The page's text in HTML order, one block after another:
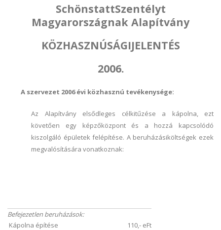
SchönstattSzentélyt
Magyarországnak Alapítvány
KÖZHASZNÚSÁGIJELENTÉS
2006.
A szervezet 2006 évi közhasznú tevékenysége:
Az Alapítvány elsődleges célkitűzése a kápolna, ezt
követően egy képzőközpont és a hozzá kapcsolódó
kiszolgáló épületek felépítése. A beruházásiköltségek ezek
megvalósítására vonatkoznak:
Befejezetlen beruházások:
Kápolna építése
110,- eFt